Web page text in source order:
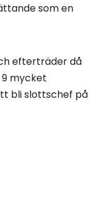
som en
efterträder då
mycket
bli slottschef på